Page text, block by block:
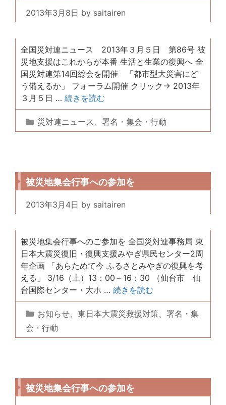
2013年3月8日 by saitairen
全国災対連ニュース 2013年３月５日 第86号 被
災地支援はこれからが本番 生活と生業の復興へ 全
国災対連第14回総会を開催 「都市型大災害にど
う備えるか」 フォーラム開催 クリック→ 2013年
３月５日 … 続きを読む
カ
テ
災対連ニュース 、 署名・集会・行動
被災地集会行事への参加を
2013年3月4日 by saitairen
被災地集会行事へのご参加を 全国災対連事務局 東
日本大震災復旧・復興支援みやぎ県民センター2周
年企画 「あらためて今 ふるさとみやぎの復興を考
える」 3/16（土）13：00～16：30 （仙台市 仙
台国際センター・大ホ … 続きを読む
カ
テ
ゴ
お知らせ、 東日本大震災救援対策、 署名・集
会・行動
被災地集会行事への参加を